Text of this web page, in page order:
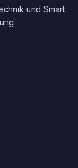
und Smart